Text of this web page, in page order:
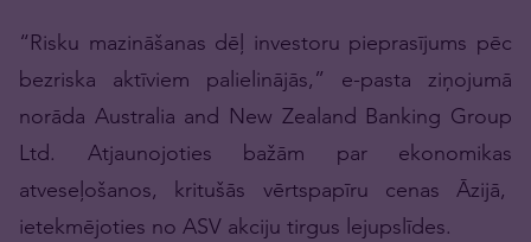
“Risku mazināšanas dēļ investoru pieprasījums pēc
bezriska aktīviem palielinājās,” e-pasta ziņojumā
norāda Australia and New Zealand Banking Group
Ltd. Atjaunojoties bažām par ekonomikas
atveseļošanos, kritušās vērtspapīru cenas Āzijā,
ietekmējoties no ASV akciju tirgus lejupslīdes.